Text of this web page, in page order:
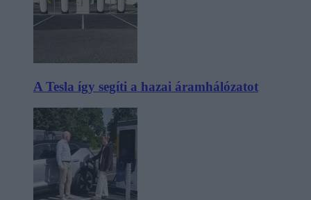
A Tesla így segíti a hazai áramhálózatot